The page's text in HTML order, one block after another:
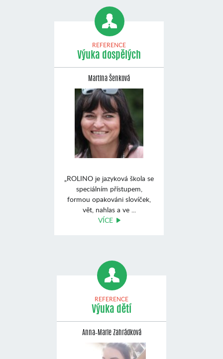
REFERENCE
Výuka dospělých
Martina Šenková
„ROLINO je jazyková škola se
speciálním přístupem,
formou opakováni slovíček,
vět, nahlas a ve ...
VÍCE
REFERENCE
Výuka dětí
Anna–Marie Zahrádková